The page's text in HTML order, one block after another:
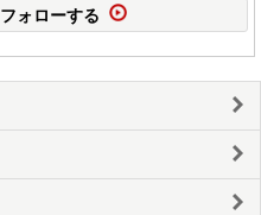
フォローする